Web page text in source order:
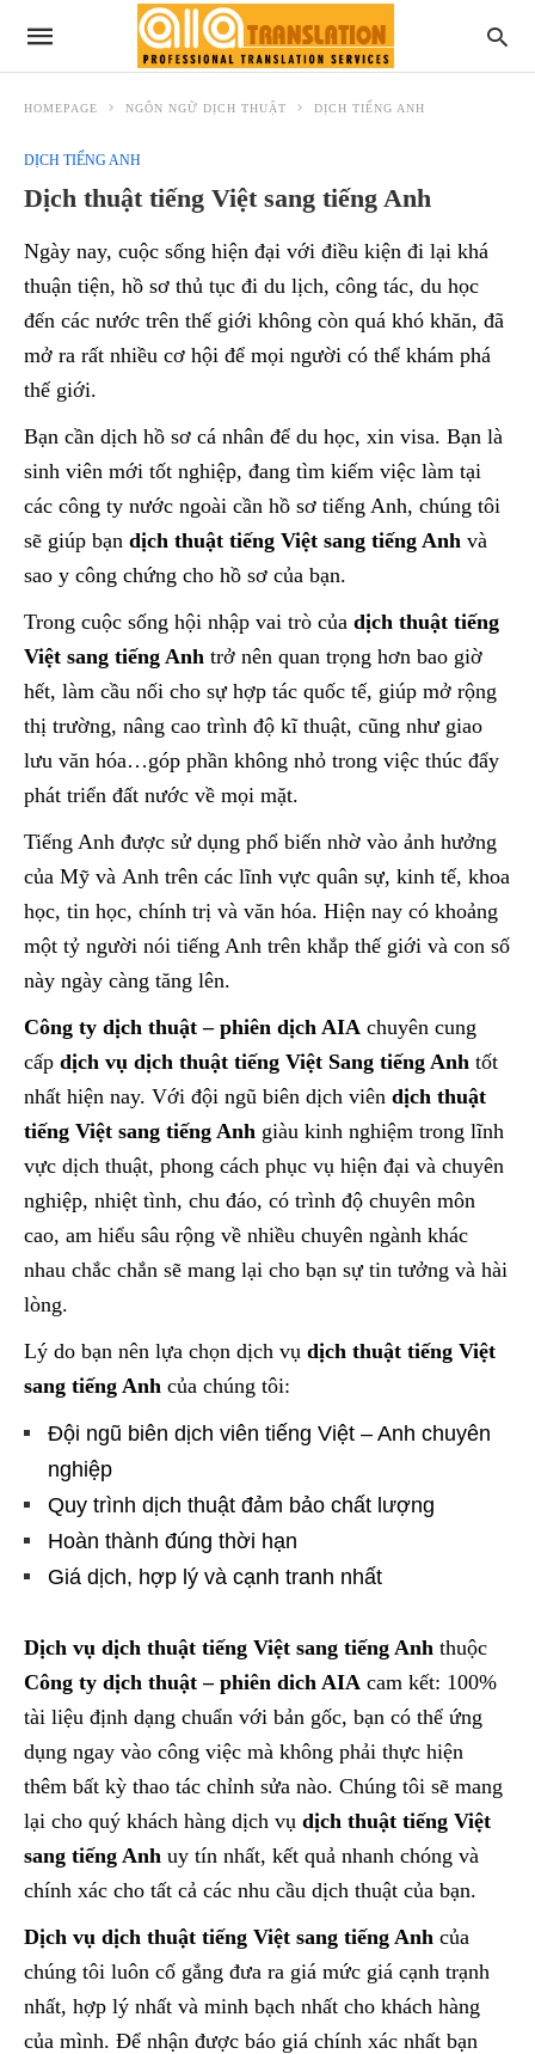
HOMEPAGE NGÔN NGỮ DỊCH THUẬT DỊCH TIẾNG ANH
DỊCH TIẾNG ANH
Dịch thuật tiếng Việt sang tiếng Anh
Ngày nay, cuộc sống hiện đại với điều kiện đi lại khá
thuận tiện, hồ sơ thủ tục đi du lịch, công tác, du học
đến các nước trên thế giới không còn quá khó khăn, đã
mở ra rất nhiều cơ hội để mọi người có thể khám phá
thế giới.
Bạn cần dịch hồ sơ cá nhân để du học, xin visa. Bạn là
sinh viên mới tốt nghiệp, đang tìm kiếm việc làm tại
các công ty nước ngoài cần hồ sơ tiếng Anh, chúng tôi
sẽ giúp bạn dịch thuật tiếng Việt sang tiếng Anh và
sao y công chứng cho hồ sơ của bạn.
Trong cuộc sống hội nhập vai trò của dịch thuật tiếng
Việt sang tiếng Anh trở nên quan trọng hơn bao giờ
hết, làm cầu nối cho sự hợp tác quốc tế, giúp mở rộng
thị trường, nâng cao trình độ kĩ thuật, cũng như giao
lưu văn hóa…góp phần không nhỏ trong việc thúc đẩy
phát triển đất nước về mọi mặt.
Tiếng Anh được sử dụng phổ biến nhờ vào ảnh hưởng
của Mỹ và Anh trên các lĩnh vực quân sự, kinh tế, khoa
học, tin học, chính trị và văn hóa. Hiện nay có khoảng
một tỷ người nói tiếng Anh trên khắp thế giới và con số
này ngày càng tăng lên.
Công ty dịch thuật – phiên dịch AIA chuyên cung
cấp dịch vụ dịch thuật tiếng Việt Sang tiếng Anh tốt
nhất hiện nay. Với đội ngũ biên dịch viên dịch thuật
tiếng Việt sang tiếng Anh giàu kinh nghiệm trong lĩnh
vực dịch thuật, phong cách phục vụ hiện đại và chuyên
nghiệp, nhiệt tình, chu đáo, có trình độ chuyên môn
cao, am hiểu sâu rộng về nhiều chuyên ngành khác
nhau chắc chắn sẽ mang lại cho bạn sự tin tưởng và hài
lòng.
Lý do bạn nên lựa chọn dịch vụ dịch thuật tiếng Việt
sang tiếng Anh của chúng tôi:
Đội ngũ biên dịch viên tiếng Việt – Anh chuyên
nghiệp
Quy trình dịch thuật đảm bảo chất lượng
Hoàn thành đúng thời hạn
Giá dịch, hợp lý và cạnh tranh nhất
Dịch vụ dịch thuật tiếng Việt sang tiếng Anh thuộc
Công ty dịch thuật – phiên dich AIA cam kết: 100%
tài liệu định dạng chuẩn với bản gốc, bạn có thể ứng
dụng ngay vào công việc mà không phải thực hiện
thêm bất kỳ thao tác chỉnh sửa nào. Chúng tôi sẽ mang
lại cho quý khách hàng dịch vụ dịch thuật tiếng Việt
sang tiếng Anh uy tín nhất, kết quả nhanh chóng và
chính xác cho tất cả các nhu cầu dịch thuật của bạn.
Dịch vụ dịch thuật tiếng Việt sang tiếng Anh của
chúng tôi luôn cố gắng đưa ra giá mức giá cạnh trạnh
nhất, hợp lý nhất và minh bạch nhất cho khách hàng
của mình. Để nhận được báo giá chính xác nhất bạn